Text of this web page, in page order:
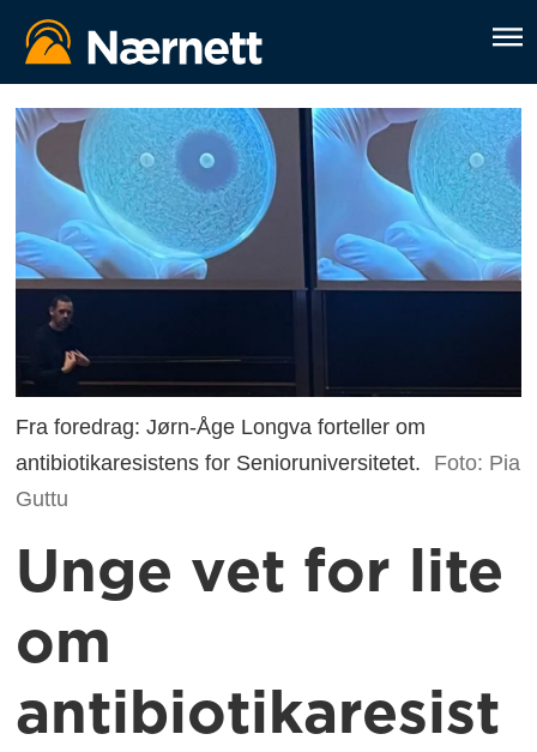
Fra foredrag: Jørn-Åge Longva forteller om
antibiotikaresistens for Senioruniversitetet.
Foto: Pia
Guttu
Unge vet for lite
om
antibiotikaresist